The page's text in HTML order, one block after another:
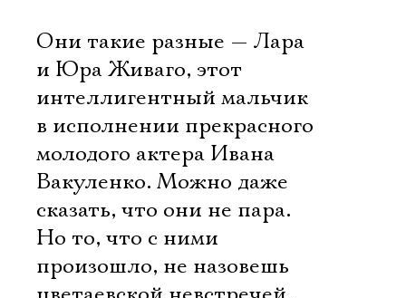
Они такие разные — Лара
и Юра Живаго, этот
интеллигентный мальчик
в исполнении прекрасного
молодого актера Ивана
Вакуленко. Можно даже
сказать, что они не пара.
Но то, что с ними
произошло, не назовешь